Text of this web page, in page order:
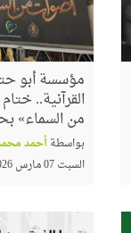
مؤسسة أبو
القرآنية..
من السماء»
بواسطةأحمد
السبت 07 مارس 2026